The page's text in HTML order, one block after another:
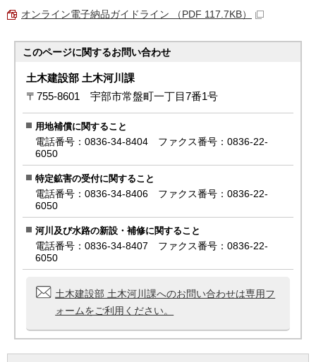
オンライン電子納品ガイドライン （PDF 117.7KB）
このページに関するお問い合わせ
土木建設部 土木河川課
〒755-8601 宇部市常盤町一丁目7番1号
用地補償に関すること
電話番号：0836-34-8404 ファクス番号：0836-22-
6050
特定鉱害の受付に関すること
電話番号：0836-34-8406 ファクス番号：0836-22-
6050
河川及び水路の新設・補修に関すること
電話番号：0836-34-8407 ファクス番号：0836-22-
6050
土木建設部 土木河川課へのお問い合わせは専用フ
ォームをご利用ください。